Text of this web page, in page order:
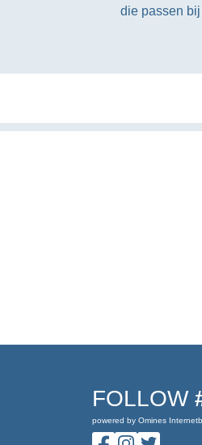
die passen
FOLLOW
powered by Omines